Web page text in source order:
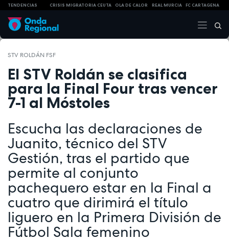
TENDENCIAS CRISIS MIGRATORIA CEUTA OLA DE CALOR REAL MURCIA FC CARTAGENA
STV ROLDÁN FSF
El STV Roldán se clasifica
para la Final Four tras vencer
7-1 al Móstoles
Escucha las declaraciones de
Juanito, técnico del STV
Gestión, tras el partido que
permite al conjunto
pachequero estar en la Final a
cuatro que dirimirá el título
liguero en la Primera División de
Fútbol Sala femenino